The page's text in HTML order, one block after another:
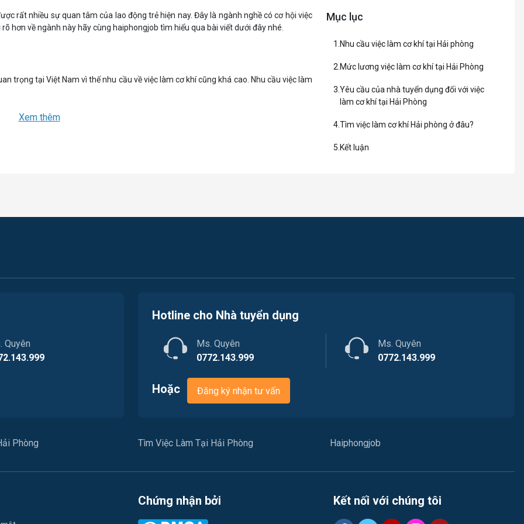
rất nhiều sự quan tâm của lao động trẻ hiện nay. Đây là ngành nghề có cơ hội việc
hơn về ngành này hãy cùng haiphongjob tìm hiểu qua bài viết dưới đây nhé.
trọng tại Việt Nam vì thế nhu cầu về việc làm cơ khí cũng khá cao. Nhu cầu việc làm
gia công cơ khí. Ví dụ, ngành sản xuất và gia công tàu biển cũng phát triển tại đây, vì
Xem thêm
Mục lục
Nhu cầu việc làm cơ khí tại Hải phòng
Mức lương việc làm cơ khí tại Hải Phòng
Yêu cầu của nhà tuyển dụng đối với việc
làm cơ khí tại Hải Phòng
Tìm việc làm cơ khí Hải phòng ở đâu?
Kết luận
Quyên
Hotline cho Nhà tuyển dụng
Ms. Quyên
0772.143.999
Ms. Quyên
0772.143.999
Hoặc Đăng ký nhận tư vấn
Phòng Tìm Việc Làm Tại Hải Phòng Haiphongjob
Chứng nhận bởi Kết nối với chúng tôi